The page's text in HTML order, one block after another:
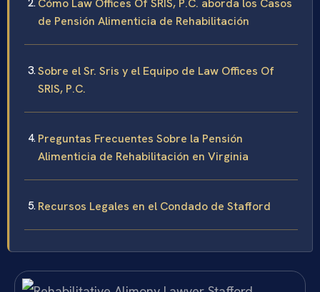
Cómo Law Offices Of SRIS, P.C. aborda los Casos
de Pensión Alimenticia de Rehabilitación
Sobre el Sr. Sris y el Equipo de Law Offices Of
SRIS, P.C.
Preguntas Frecuentes Sobre la Pensión
Alimenticia de Rehabilitación en Virginia
Recursos Legales en el Condado de Stafford